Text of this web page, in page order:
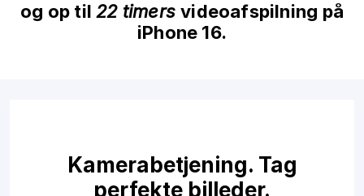
og op til22 timersvideoafspilning på
iPhone 16.
Kamerabetjening. Tag
perfekte billeder.